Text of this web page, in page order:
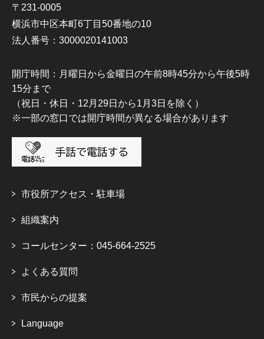
〒231-0005
横浜市中区本町6丁目50番地の10
法人番号：3000020141003
開庁時間：月曜日から金曜日の午前8時45分から午後5時
15分まで
（祝日・休日・12月29日から1月3日を除く）
※一部の窓口では開庁時間が異なる場合があります
市役所アクセス・駐車場
組織案内
コールセンター：045-664-2525
よくある質問
市民からの提案
Language